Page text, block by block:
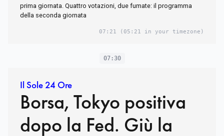
prima giornata. Quattro votazioni, due fumate: il programma
della seconda giornata
07:21 (05:21 in your timezone)
07:30
Il Sole 24 Ore
Borsa, Tokyo positiva
dopo la Fed. Giù la